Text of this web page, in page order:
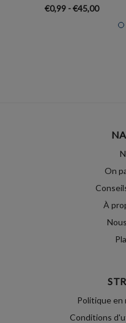
€0,99 - €45,00
On
À
Politique en
Conditions